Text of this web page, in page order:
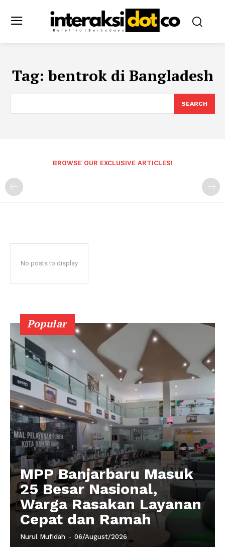
Tag:bentrok di Bangladesh
SEARCH
BROWSE OUR EXCLUSIVE ARTICLES!
No posts to display
Popular
MPP Banjarbaru Masuk
25 Besar Nasional,
Warga Rasakan Layanan
Cepat dan Ramah
Nurul Mufidah - 06/August/2026